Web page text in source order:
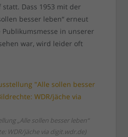
Dass 1953 mit der
besser leben“ erneut
Publikumsmesse in unserer
war, wird leider oft
„Alle sollen besser leben“
WDR/jäche via digit.wdr.de)